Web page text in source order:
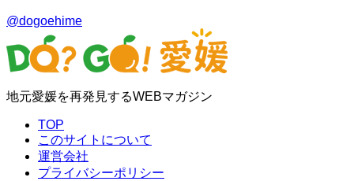
@dogoehime
地元愛媛を再発見するWEBマガジン
TOP
このサイトについて
運営会社
プライバシーポリシー